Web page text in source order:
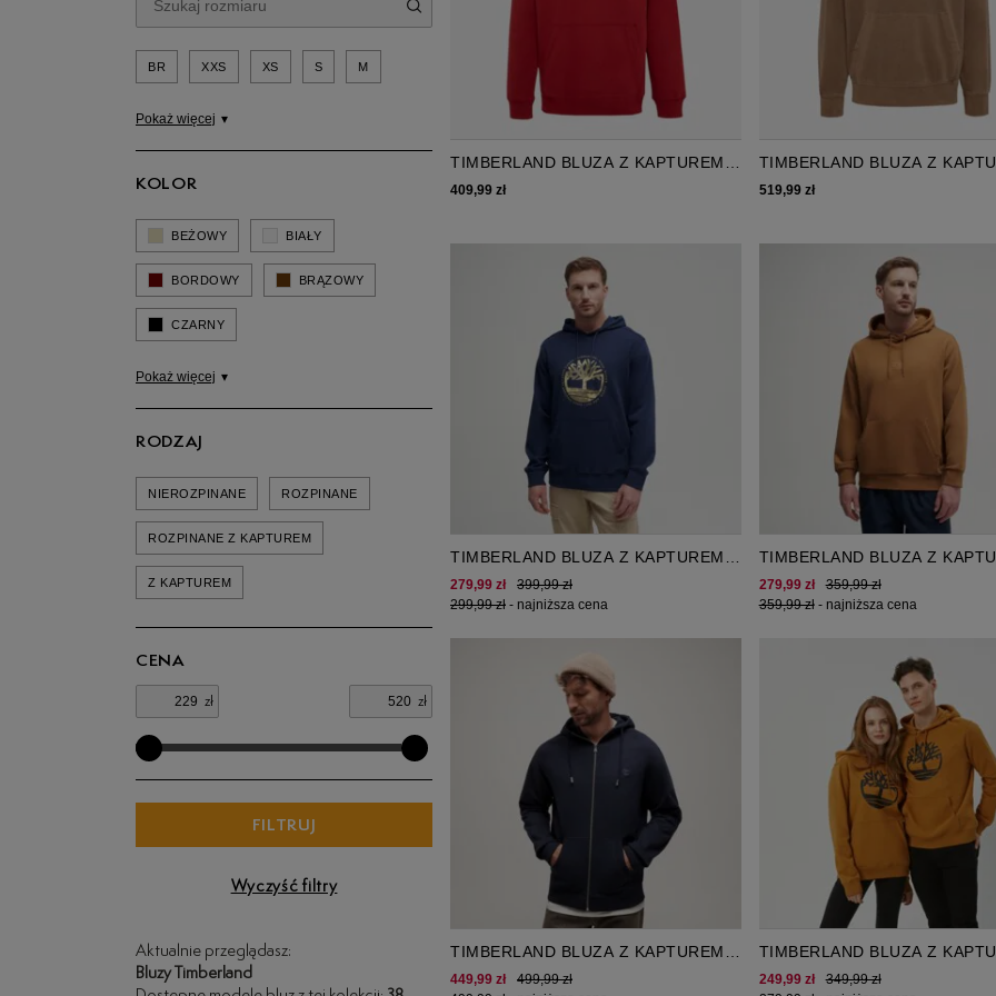
CENA
zł zł
Pokaż więcej
BR XXS XS S M
KOLOR
Pokaż więcej
BEŻOWY BIAŁY
BORDOWY BRĄZOWY
CZARNY
RODZAJ
NIEROZPINANE ROZPINANE
ROZPINANE Z KAPTUREM
Z KAPTUREM
FILTRUJ
Wyczyść filtry
Aktualnie przeglądasz:
Bluzy Timberland
TIMBERLAND BLUZA Z KAPTUREM
ESTABLISHED 1973 EMBROIDERED
409,99 zł
TIMBERLAND BLUZA Z
SOUTH CABOT GD LB PRINT
519,99 zł
TIMBERLAND BLUZA Z KAPTUREM
TREE LOGO LAKE HOUSE
399,99 zł
279,99 zł
299,99 zł - najniższa cena
TIMBERLAND BLUZA Z
SILICON BADGE
359,99 zł
279,99 zł
359,99 zł- najniższa cena
TIMBERLAND BLUZA Z KAPTUREM
EXETER RIVER LOOPBACK FULL ZIP
499,99 zł
449,99 zł
TIMBERLAND BLUZA Z
YC LOGO PULL OVER HOODIE
349,99 zł
249,99 zł